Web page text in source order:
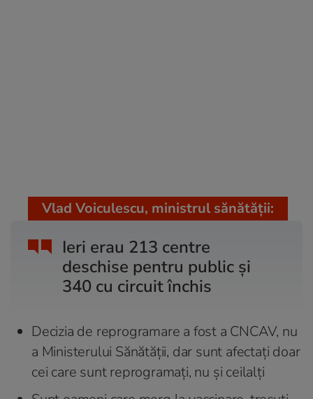
Ieri erau 213 centre
deschise pentru public și
340 cu circuit închis
Vlad Voiculescu, ministrul sănătății:
Decizia de reprogramare a fost a CNCAV, nu
a Ministerului Sănătății, dar sunt afectați doar
cei care sunt reprogramați, nu și ceilalți